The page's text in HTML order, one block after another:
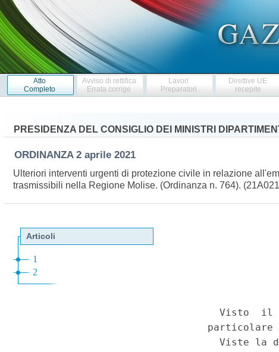
Atto
Completo
Avviso di rettifica
Errata corrige
Lavori
Preparatori
Direttive UE
recepite
PRESIDENZA DEL CONSIGLIO DEI MINISTRI
ORDINANZA 2 aprile 2021
Ulteriori interventi urgenti di protezione civile in relazione
trasmissibili nella Regione Molise. (Ordinanza n. 764).